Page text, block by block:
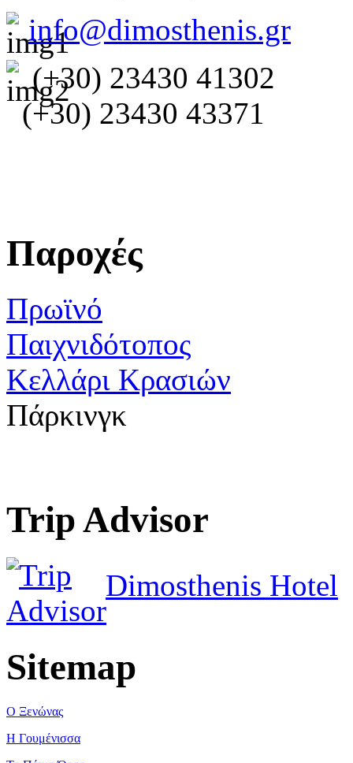
info@dimosthenis.gr
(+30) 23430 41302
(+30) 23430 43371
Παροχές
Πρωϊνό
Παιχνιδότοπος
Κελλάρι Κρασιών
Πάρκινγκ
Trip Advisor
Dimosthenis Hotel
Sitemap
Ο Ξενώνας
Η Γουμένισσα